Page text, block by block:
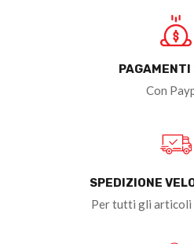
PAGAMENTI
Con
SPEDIZIONE
Per tutti gli articoli